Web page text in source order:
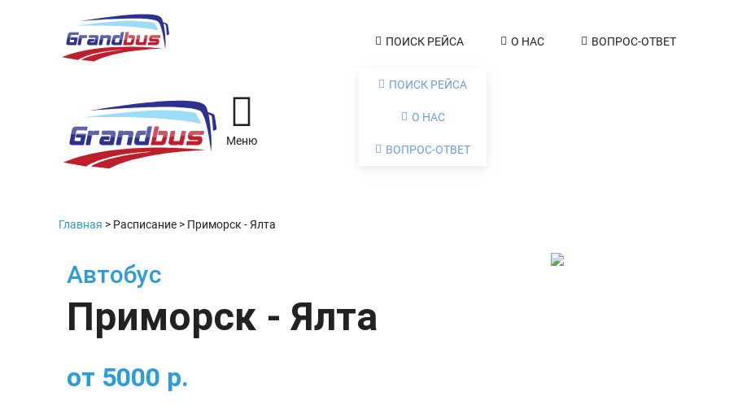
ПОИСК РЕЙСА О НАС ВОПРОС-ОТВЕТ
ПОИСК РЕЙСА
О НАС
ВОПРОС-ОТВЕТ
Меню
Главная > Расписание > Приморск - Ялта
Автобус
Приморск - Ялта
от 5000 р.